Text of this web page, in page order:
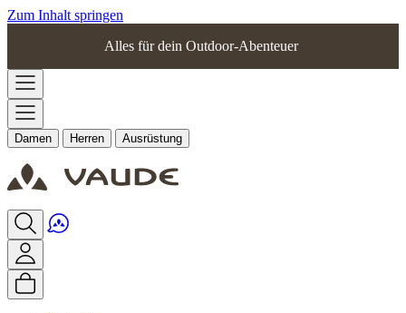
Zum Inhalt springen
Alles für dein Outdoor-Abenteuer
Damen Herren Ausrüstung